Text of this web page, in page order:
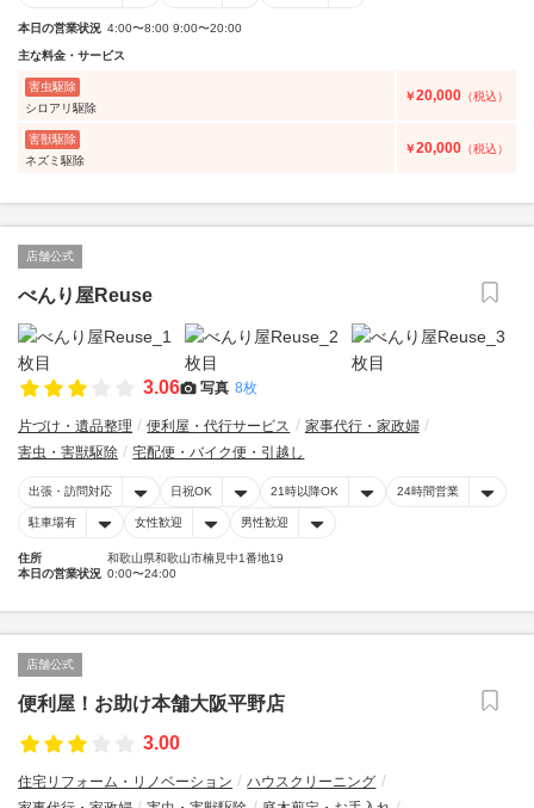
本日の営業状況 4:00〜8:00 9:00〜20:00
主な料金・サービス
害虫駆除
シロアリ駆除
￥20,000 （税込）
害獣駆除
ネズミ駆除
￥20,000 （税込）
店舗公式
べんり屋Reuse
3.06 写真 8枚
片づけ・遺品整理 便利屋・代行サービス
家事代行・家政婦
害虫・害獣駆除
宅配便・バイク便・引越し
出張・訪問対応 日祝OK 21時以降OK 24時間営業
駐車場有 女性歓迎 男性歓迎
住所
和歌山県和歌山市楠見中1番地19
本日の営業状況 0:00〜24:00
店舗公式
便利屋！お助け本舗大阪平野店
3.00
住宅リフォーム・リノベーション
ハウスクリーニング